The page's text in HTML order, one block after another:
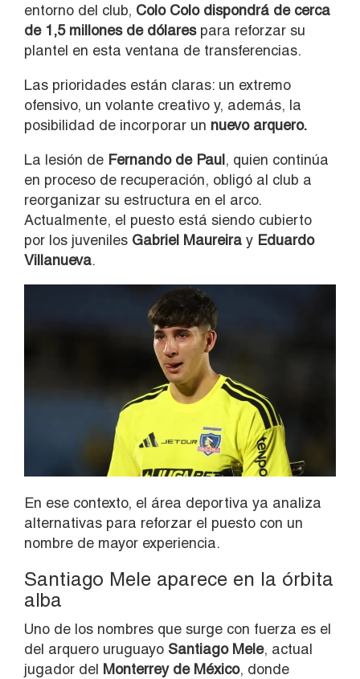
entorno del club, Colo Colo dispondrá de cerca
de 1,5 millones de dólares para reforzar su
plantel en esta ventana de transferencias.
Las prioridades están claras: un extremo
ofensivo, un volante creativo y, además, la
posibilidad de incorporar un nuevo arquero.
La lesión de Fernando de Paul, quien continúa
en proceso de recuperación, obligó al club a
reorganizar su estructura en el arco.
Actualmente, el puesto está siendo cubierto
por los juveniles Gabriel Maureira y Eduardo
Villanueva.
En ese contexto, el área deportiva ya analiza
alternativas para reforzar el puesto con un
nombre de mayor experiencia.
Santiago Mele aparece en la órbita
alba
Uno de los nombres que surge con fuerza es el
del arquero uruguayo Santiago Mele, actual
jugador del Monterrey de México, donde